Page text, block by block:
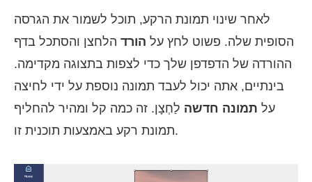
לאחר שינוי תמונת הרקע, תוכל לשמור את הגרסה
הסופית שלה. פשוט לחץ על הורד הלחצן והסתכל בדף
ההורדה של הדפדפן שלך כדי לצפות בתצוגה מקדימה.
בינתיים, אתה יכול לעבד תמונה נוספת על ידי לחיצה
על תמונה חדשה לַחְצָן. זה כמה קל ומהיר להחליף
תמונת רקע באמצעות תוכנית זו.